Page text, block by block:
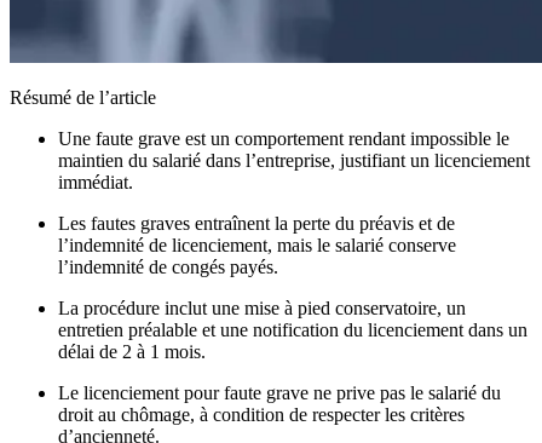
Résumé de l’article
Une faute grave est un comportement rendant impossible le
maintien du salarié dans l’entreprise, justifiant un licenciement
immédiat.
Les fautes graves entraînent la perte du préavis et de
l’indemnité de licenciement, mais le salarié conserve
l’indemnité de congés payés.
La procédure inclut une mise à pied conservatoire, un
entretien préalable et une notification du licenciement dans un
délai de 2 à 1 mois.
Le licenciement pour faute grave ne prive pas le salarié du
droit au chômage, à condition de respecter les critères
d’ancienneté.